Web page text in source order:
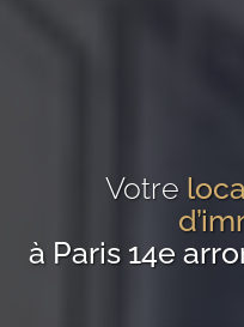
Votre
à Paris 14e